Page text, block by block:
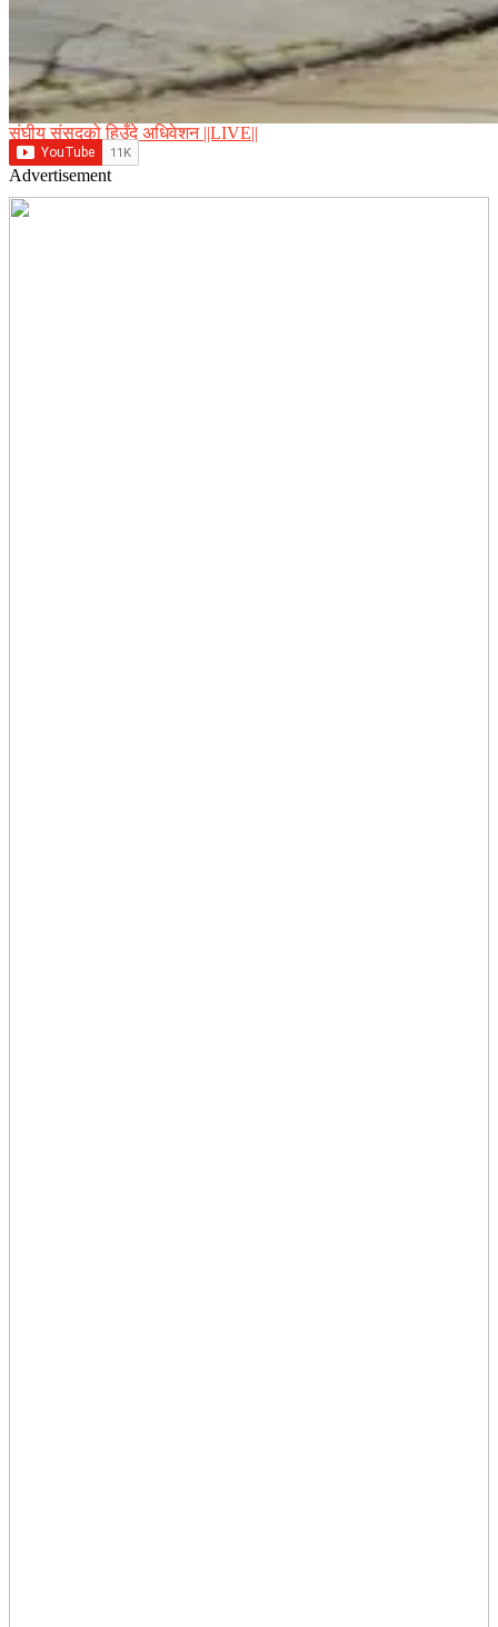
संघीय संसद्को हिउँदे अधिवेशन ||LIVE||
Advertisement